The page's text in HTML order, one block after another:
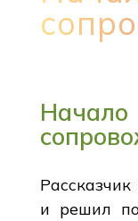
и решил